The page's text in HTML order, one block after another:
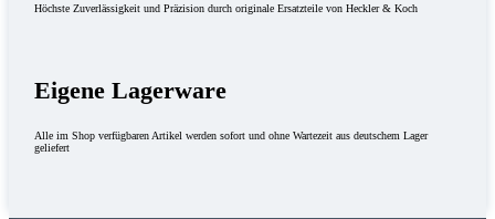
Höchste Zuverlässigkeit und Präzision durch originale Ersatzteile von Heckler & Koch
Eigene Lagerware
Alle im Shop verfügbaren Artikel werden sofort und ohne Wartezeit aus deutschem Lager
geliefert